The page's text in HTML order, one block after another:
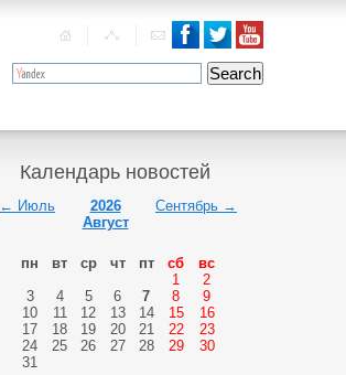
Календарь новостей
← Июль
2026
Август
Сентябрь →
пн вт ср чт пт сб
вс
1
2
3
4 5 6 7 8
9
10
11 12 13 14 15
16
17
18 19 20 21 22
23
24
25 26 27 28 29
30
31